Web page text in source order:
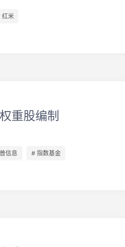
红米
重股编制
信息 # 指数基金